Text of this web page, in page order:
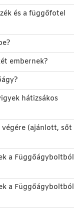
és a függőfotel
embernek?
hátizsákos
(ajánlott, sőt
a Függőágyboltból
a Függőágyboltból